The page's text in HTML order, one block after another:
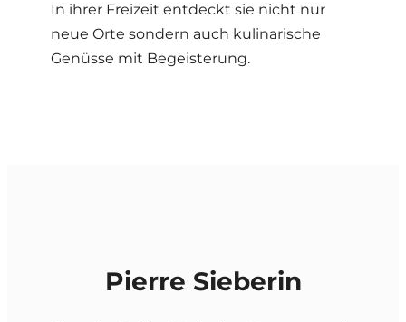
In ihrer Freizeit entdeckt sie nicht nur
neue Orte sondern auch kulinarische
Genüsse mit Begeisterung.
Pierre Sieberin